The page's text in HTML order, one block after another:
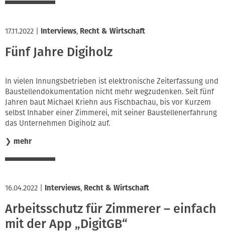
17.11.2022 Interviews, Recht & Wirtschaft
Fünf Jahre Digiholz
In vielen Innungsbetrieben ist elektronische Zeiterfassung und
Baustellendokumentation nicht mehr wegzudenken. Seit fünf
Jahren baut Michael Kriehn aus Fischbachau, bis vor Kurzem
selbst Inhaber einer Zimmerei, mit seiner Baustellenerfahrung
das Unternehmen Digiholz auf.
❯ mehr
16.04.2022 Interviews, Recht & Wirtschaft
Arbeitsschutz für Zimmerer – einfach
mit der App „DigitGB“